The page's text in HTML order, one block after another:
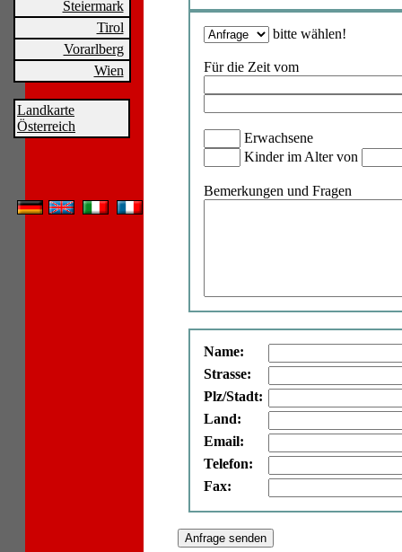
Steiermark
Tirol
Vorarlberg
Wien
Landkarte
Österreich
bitte wählen!
Für die Zeit vom
Erwachsene
Kinder im Alter von
Bemerkungen und Fragen
Name:
Strasse:
Plz/Stadt:
Land:
Email:
Telefon:
Fax: